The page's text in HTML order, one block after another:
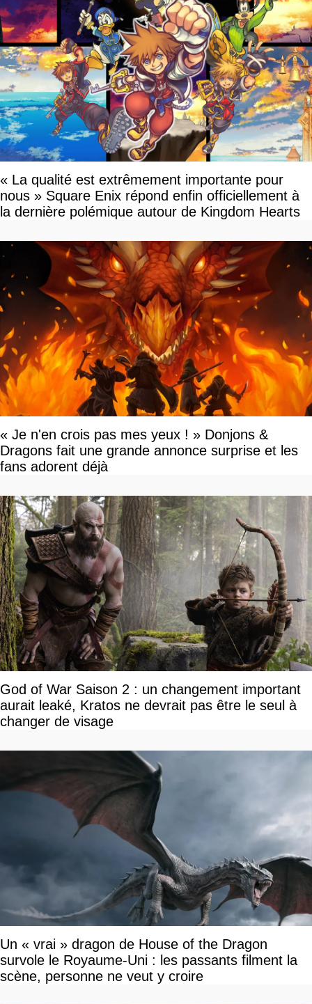
« La qualité est extrêmement importante pour
nous » Square Enix répond enfin officiellement à
la dernière polémique autour de Kingdom Hearts
« Je n'en crois pas mes yeux ! » Donjons &
Dragons fait une grande annonce surprise et les
fans adorent déjà
God of War Saison 2 : un changement important
aurait leaké, Kratos ne devrait pas être le seul à
changer de visage
Un « vrai » dragon de House of the Dragon
survole le Royaume-Uni : les passants filment la
scène, personne ne veut y croire